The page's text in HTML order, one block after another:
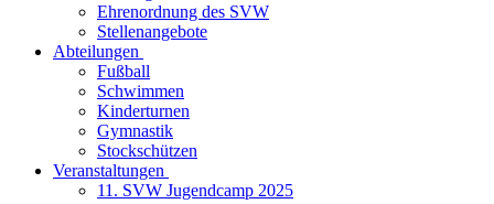
Ehrenordnung des SVW
Stellenangebote
Abteilungen
Fußball
Schwimmen
Kinderturnen
Gymnastik
Stockschützen
Veranstaltungen
11. SVW Jugendcamp 2025